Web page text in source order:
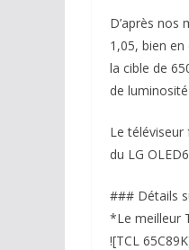
D’après nos
1,05, bien
la cible de
de
Le
du LG
### Détails
*Le meilleur
![TCL